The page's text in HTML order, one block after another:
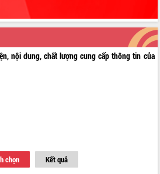
nội dung, chất lượng cung cấp thông tin của
chọn Kết quả